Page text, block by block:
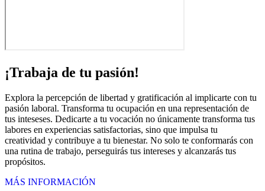
¡Trabaja de tu pasión!
Explora la percepción de libertad y gratificación al implicarte con tu
pasión laboral. Transforma tu ocupación en una representación de
tus inteseses. Dedicarte a tu vocación no únicamente transforma tus
labores en experiencias satisfactorias, sino que impulsa tu
creatividad y contribuye a tu bienestar. No solo te conformarás con
una rutina de trabajo, perseguirás tus intereses y alcanzarás tus
propósitos.
MÁS INFORMACIÓN